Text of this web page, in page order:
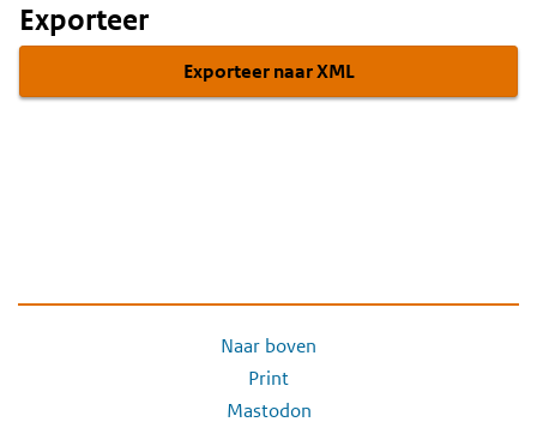
Exporteer
Exporteer naar XML
Naar boven
Print
Mastodon